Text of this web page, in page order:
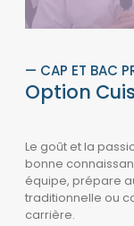
— CAP ET BAC
Option
Le goût et la
bonne
équipe, prépare
traditionnelle ou
carrière.